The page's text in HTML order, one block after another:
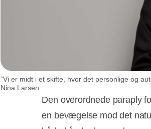
”Vi er midt i et skifte, hvor det personlige og
Nina Larsen
Den overordnede paraply
en bevægelse mod det